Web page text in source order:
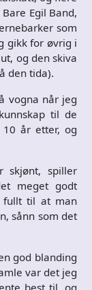
Egil Band,
som
gikk for øvrig i
og den skiva
den tida).
vogna når jeg
til de
10 år etter, og
spiller
meget godt
fullt til at man
sånn som det
god blanding
var det jeg
best til, og